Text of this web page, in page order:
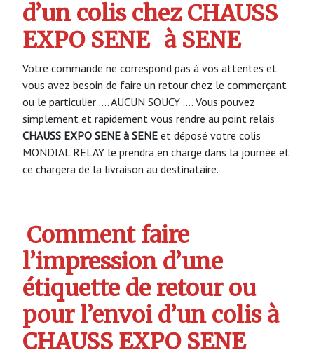
d’un colis chez CHAUSS
EXPO SENE à SENE
Votre commande ne correspond pas à vos attentes et
vous avez besoin de faire un retour chez le commerçant
ou le particulier …. AUCUN SOUCY …. Vous pouvez
simplement et rapidement vous rendre au point relais
CHAUSS EXPO SENE à SENE et déposé votre colis
MONDIAL RELAY le prendra en charge dans la journée et
ce chargera de la livraison au destinataire.
Comment faire
l’impression d’une
étiquette de retour ou
pour l’envoi d’un colis à
CHAUSS EXPO SENE